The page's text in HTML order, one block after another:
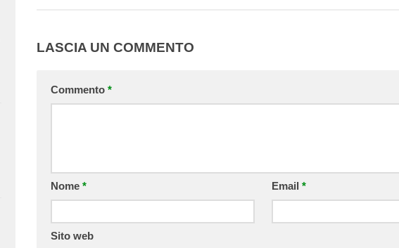
LASCIA UN COMMENTO
Commento *
Nome * Email*
Sito web